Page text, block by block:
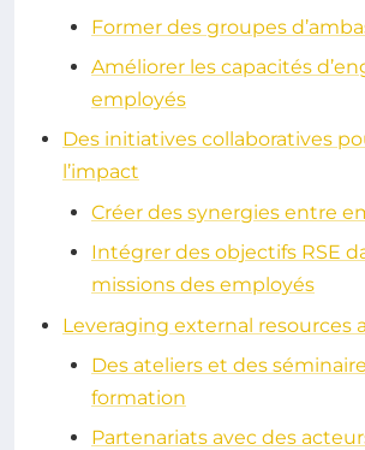
Former des groupes
Améliorer les capacités
employés
Des initiatives collaboratives
l’impact
Créer des synergies entre
Intégrer des objectifs RSE
missions des employés
Leveraging external resources
Des ateliers et des
formation
Partenariats avec des